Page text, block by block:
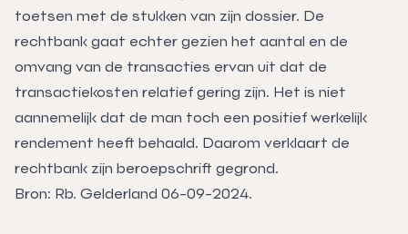
toetsen met de stukken van zijn dossier. De
rechtbank gaat echter gezien het aantal en de
omvang van de transacties ervan uit dat de
transactiekosten relatief gering zijn. Het is niet
aannemelijk dat de man toch een positief werkelijk
rendement heeft behaald. Daarom verklaart de
rechtbank zijn beroepschrift gegrond.
Bron: Rb. Gelderland 06-09-2024.